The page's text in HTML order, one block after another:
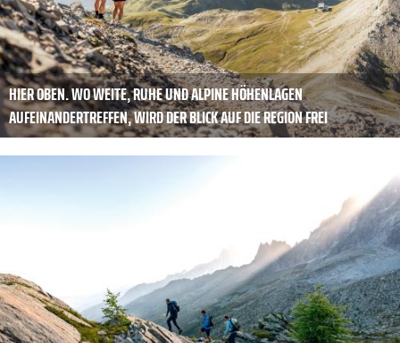
HIER OBEN. WO WEITE, RUHE UND ALPINE HÖHENLAGEN
AUFEINANDERTREFFEN, WIRD DER BLICK AUF DIE REGION FREI